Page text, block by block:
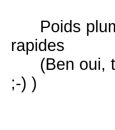
Poids
rapides
(Ben oui,
;-) )